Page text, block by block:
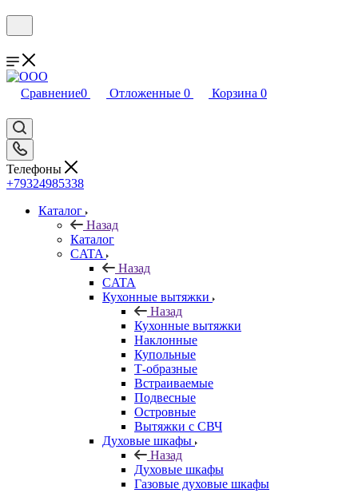
Сравнение0 Отложенные 0 Корзина 0
Телефоны
+79324985338
Каталог
Назад
Каталог
CATA
Назад
CATA
Кухонные вытяжки
Назад
Кухонные вытяжки
Наклонные
Купольные
Т-образные
Встраиваемые
Подвесные
Островные
Вытяжки с СВЧ
Духовые шкафы
Назад
Духовые шкафы
Газовые духовые шкафы